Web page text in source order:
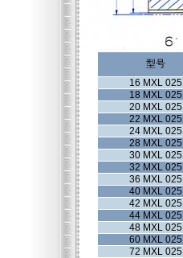
型号
16 MXL 025
18 MXL 025
20 MXL 025
22 MXL 025
24 MXL 025
28 MXL 025
30 MXL 025
32 MXL 025
36 MXL 025
40 MXL 025
42 MXL 025
44 MXL 025
48 MXL 025
60 MXL 025
72 MXL 025